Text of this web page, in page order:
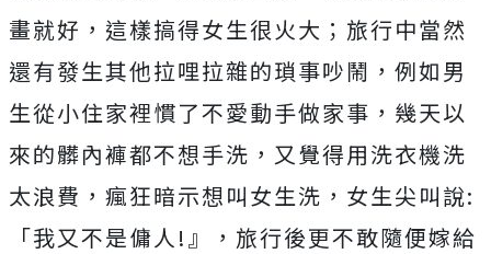
畫就好，這樣搞得女生很火大；旅行中當然
還有發生其他拉哩拉雜的瑣事吵鬧，例如男
生從小住家裡慣了不愛動手做家事，幾天以
來的髒內褲都不想手洗，又覺得用洗衣機洗
太浪費，瘋狂暗示想叫女生洗，女生尖叫說:
「我又不是傭人!』，旅行後更不敢隨便嫁給